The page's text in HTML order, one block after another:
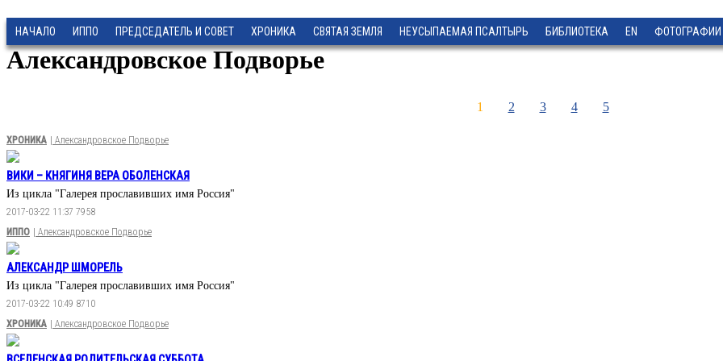
НАЧАЛО ИППО ПРЕДСЕДАТЕЛЬ И СОВЕТ ХРОНИКА СВЯТАЯ ЗЕМЛЯ НЕУСЫПАЕМАЯ ПСАЛТЫРЬ БИБЛИОТЕКА EN ФОТОГРАФИИ
Александровское Подворье
1 2 3 4 5
ХРОНИКА | Александровское Подворье
ВИКИ – КНЯГИНЯ ВЕРА ОБОЛЕНСКАЯ
Из цикла "Галерея прославивших имя Россия"
2017-03-22 11:37 7958
ИППО
| Александровское Подворье
АЛЕКСАНДР ШМОРЕЛЬ
Из цикла "Галерея прославивших имя Россия"
2017-03-22 10:49 8710
ХРОНИКА
| Александровское Подворье